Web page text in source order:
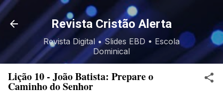
Pular para o conteúdo principal
Revista Cristão Alerta
Revista Digital • Slides EBD • Escola
Dominical
Lição 10 - João Batista: Prepare o
Caminho do Senhor